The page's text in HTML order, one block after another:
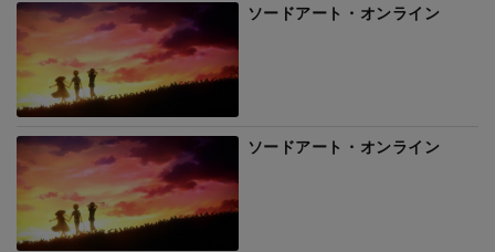
ソードアート・オンライン
ソードアート・オンライン